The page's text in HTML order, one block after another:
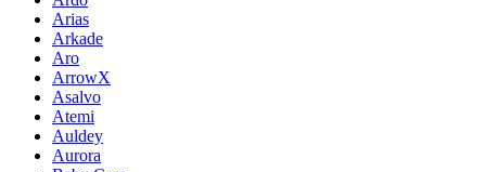
Arias
Arkade
Aro
ArrowX
Asalvo
Atemi
Auldey
Aurora